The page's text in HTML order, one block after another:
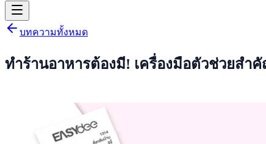
บทความทั้งหมด
ทำร้านอาหารต้องมี! เครื่องมือตัวช่วยสำ